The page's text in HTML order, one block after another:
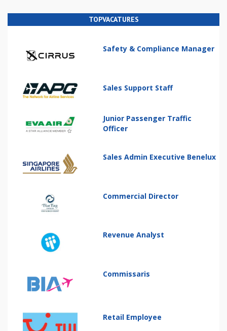
TOPVACATURES
Safety & Compliance Manager
Sales Support Staff
Junior Passenger Traffic
Officer
Sales Admin Executive Benelux
Commercial Director
Revenue Analyst
Commissaris
Retail Employee